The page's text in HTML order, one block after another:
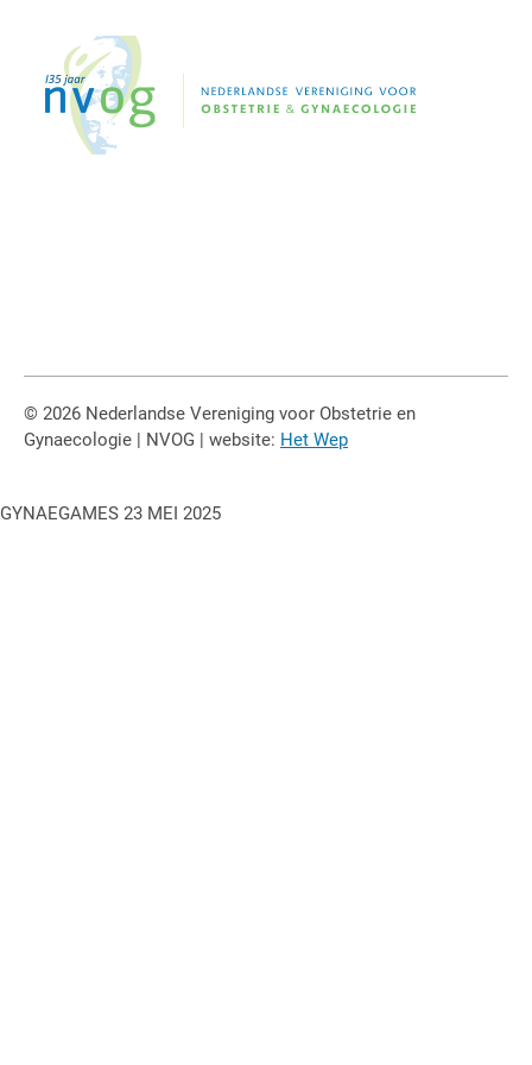
© 2026 Nederlandse Vereniging voor Obstetrie en
Gynaecologie | NVOG | website: Het Wep
GYNAEGAMES 23 MEI 2025